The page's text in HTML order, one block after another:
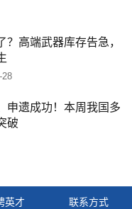
？高端武器库存告急，
28
申遗成功！本周我国多
破
英才
联系方式